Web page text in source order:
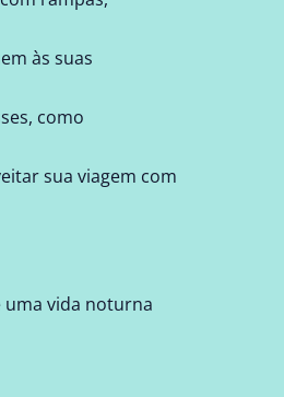
às suas
como
sua viagem com
uma vida noturna